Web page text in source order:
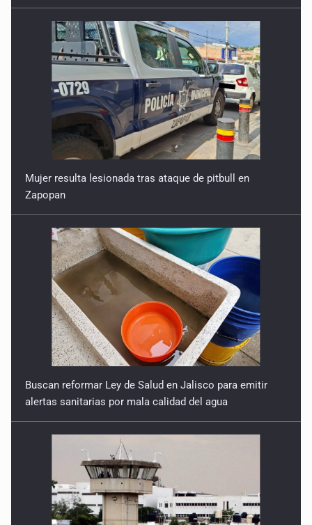
Línea 4, el nuevo barril sin fondo
17 de Febrero de 2026
Cuba, México y el bloqueo
10 de Febrero de 2026
Mujer resulta lesionada tras ataque de pitbull en
Zapopan
Buscan reformar Ley de Salud en Jalisco para emitir
alertas sanitarias por mala calidad del agua